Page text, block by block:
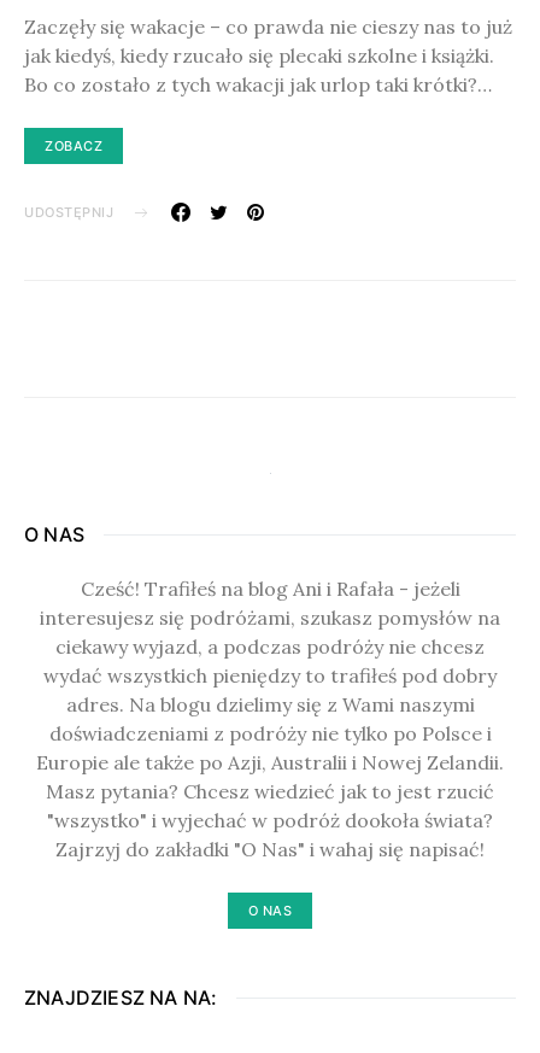
Zaczęły się wakacje – co prawda nie cieszy nas to już
jak kiedyś, kiedy rzucało się plecaki szkolne i książki.
Bo co zostało z tych wakacji jak urlop taki krótki?…
ZOBACZ
UDOSTĘPNIJ
O NAS
Cześć! Trafiłeś na blog Ani i Rafała - jeżeli
interesujesz się podróżami, szukasz pomysłów na
ciekawy wyjazd, a podczas podróży nie chcesz
wydać wszystkich pieniędzy to trafiłeś pod dobry
adres. Na blogu dzielimy się z Wami naszymi
doświadczeniami z podróży nie tylko po Polsce i
Europie ale także po Azji, Australii i Nowej Zelandii.
Masz pytania? Chcesz wiedzieć jak to jest rzucić
"wszystko" i wyjechać w podróż dookoła świata?
Zajrzyj do zakładki "O Nas" i wahaj się napisać!
O NAS
ZNAJDZIESZ NA NA: